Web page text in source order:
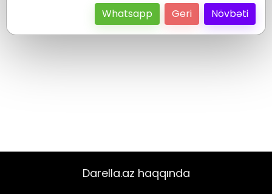
Whatsapp Geri Növbəti
Darella.az haqqında